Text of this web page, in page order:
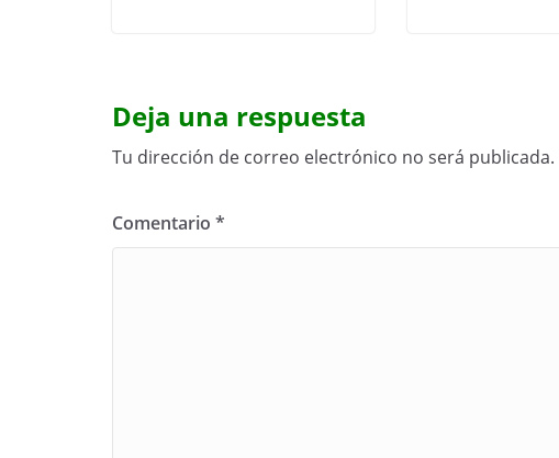
Deja una respuesta
Tu dirección de correo electrónico no será publicada.
Comentario *